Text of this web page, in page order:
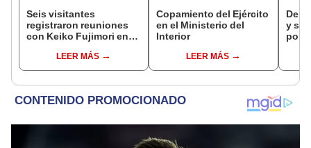
Seis visitantes
registraron reuniones
con Keiko Fujimori en
presidenta se
encontraba en Junín
LEER MÁS
Copamiento del Ejército
en el Ministerio del
Interior
LEER MÁS
De
y
por